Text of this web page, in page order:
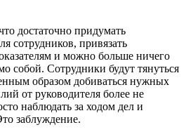
достаточно придумать
сотрудников, привязать
и можно больше ничего
собой. Сотрудники будут тянуться
образом добиваться нужных
от руководителя более не
наблюдать за ходом дел и
заблуждение.